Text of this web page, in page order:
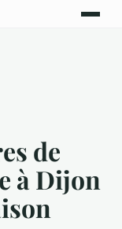
de
à Dijon